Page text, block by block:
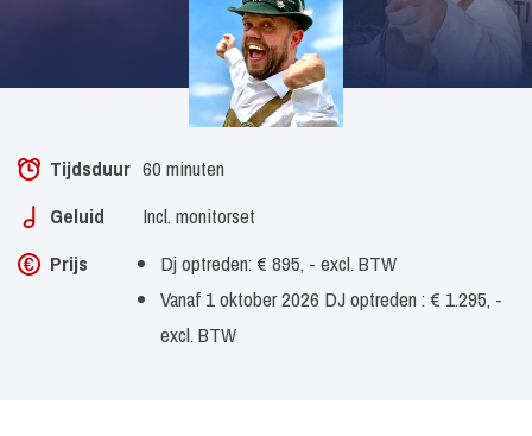
Tijdsduur 60 minuten
Geluid
Incl. monitorset
Prijs
Dj optreden: € 895, - excl. BTW
Vanaf 1 oktober 2026 DJ optreden : € 1.295, -
excl. BTW